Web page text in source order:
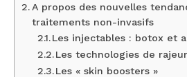
A propos des nouvelles
traitements non-invasifs
Les injectables : botox et
Les technologies de
Les « skin boosters »